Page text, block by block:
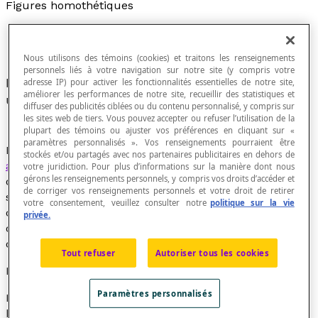
Figures homothétiques
Figures géométriques dont l'une est obtenue par
unehomothétieappliquée sur l'autre figure.
Deux figures sontsemblableslorsque l’une est un
agrandissement, uneréductionou une reproduction
de l’autre. Pour être homothétiques, il faut qu’elles
soient semblablement disposées, c’est-à-dire que leurs
côtés homologues soient dans la même direction et
que les droites qui joignent des sommets qui se
correspondent soient concourantes.
Exemple
Les triangles ABC et A'B'C' ci-dessous sont
homothétiques.
Nous utilisons des témoins (cookies) et traitons les renseignements
personnels liés à votre navigation sur notre site (y compris votre
adresse IP) pour activer les fonctionnalités essentielles de notre site,
améliorer les performances de notre site, recueillir des statistiques et
diffuser des publicités ciblées ou du contenu personnalisé, y compris sur
les sites web de tiers. Vous pouvez accepter ou refuser l’utilisation de la
plupart des témoins ou ajuster vos préférences en cliquant sur «
paramètres personnalisés ». Vos renseignements pourraient être
stockés et/ou partagés avec nos partenaires publicitaires en dehors de
votre juridiction. Pour plus d’informations sur la manière dont nous
gérons les renseignements personnels, y compris vos droits d’accéder et
de corriger vos renseignements personnels et votre droit de retirer
votre consentement, veuillez consulter notre politique sur la vie
privée.
Tout refuser Autoriser tous les cookies
Paramètres personnalisés